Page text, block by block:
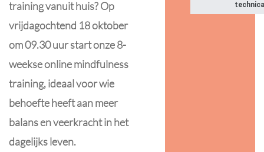
training vanuit huis? Op
vrijdagochtend 18 oktober
om 09.30 uur start onze 8-
weekse online mindfulness
training, ideaal voor wie
behoefte heeft aan meer
balans en veerkracht in het
dagelijks leven.